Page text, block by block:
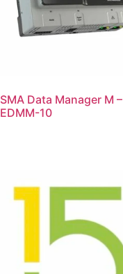
SMA Data Manager M –
EDMM-10